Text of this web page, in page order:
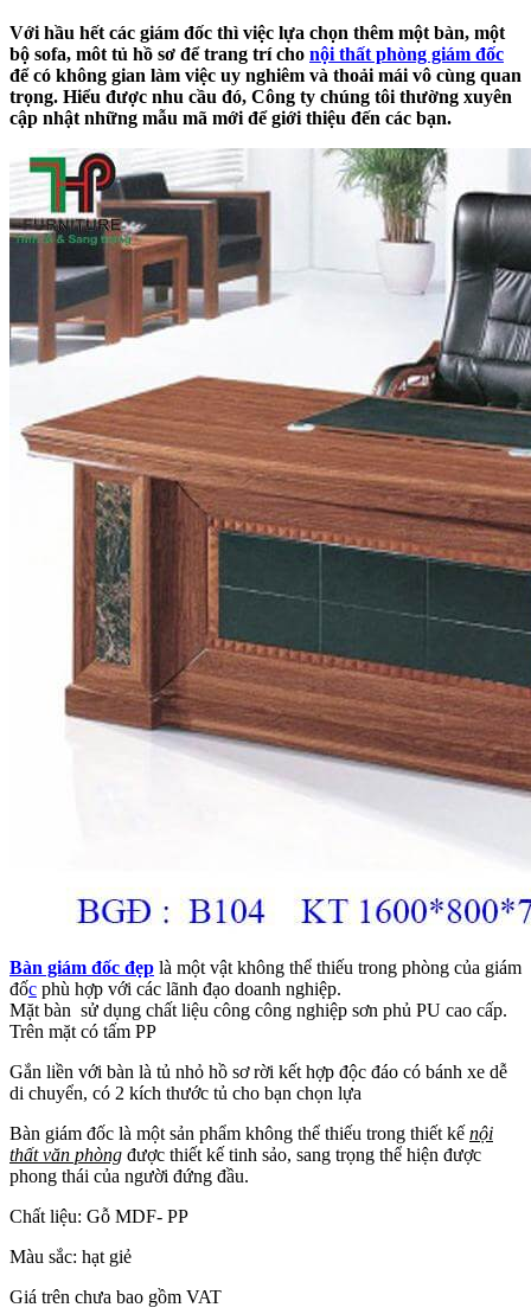
Với hầu hết các giám đốc thì việc lựa chọn thêm một bàn, một
bộ sofa, môt tủ hồ sơ để trang trí cho nội thất phòng giám đốc
để có không gian làm việc uy nghiêm và thoải mái vô cùng quan
trọng. Hiểu được nhu cầu đó, Công ty chúng tôi thường xuyên
cập nhật những mẫu mã mới để giới thiệu đến các bạn.
Bàn giám đốc đẹp là một vật không thể thiếu trong phòng của giám
đốc phù hợp với các lãnh đạo doanh nghiệp.
Mặt bàn sử dụng chất liệu công công nghiệp sơn phủ PU cao cấp.
Trên mặt có tấm PP
Gắn liền với bàn là tủ nhỏ hồ sơ rời kết hợp độc đáo có bánh xe dễ
di chuyển, có 2 kích thước tủ cho bạn chọn lựa
Bàn giám đốc là một sản phẩm không thể thiếu trong thiết kế nội
thất văn phòng được thiết kế tinh sảo, sang trọng thể hiện được
phong thái của người đứng đầu.
Chất liệu: Gỗ MDF- PP
Màu sắc: hạt giẻ
Giá trên chưa bao gồm VAT